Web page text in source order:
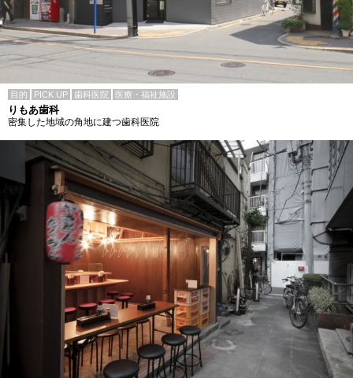
目的 PICK UP 歯科医院 医療・福祉施設
りもあ歯科
密集した地域の角地に建つ歯科医院